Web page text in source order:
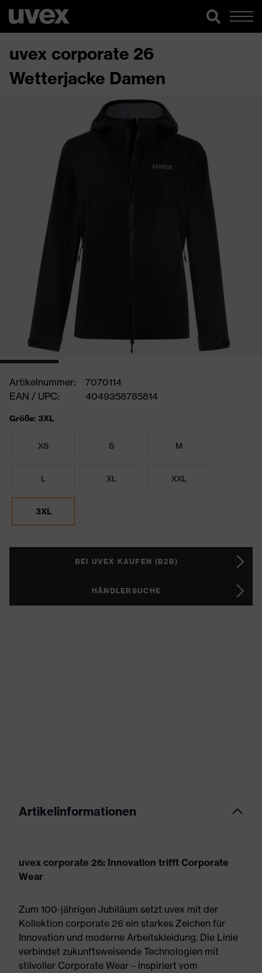
uvex corporate 26
Wetterjacke Damen
Artikelnummer:
7070114
EAN / UPC:
4049358785814
Größe: 3XL
XS S M
L XL XXL
3XL
BEI UVEX KAUFEN (B2B)
HÄNDLERSUCHE
Artikelinformationen
uvex corporate 26: Innovation trifft Corporate
Wear
Zum 100-jährigen Jubiläum setzt uvex mit der
Kollektion corporate 26 ein starkes Zeichen für
Innovation und moderne Arbeitskleidung. Die Linie
verbindet zukunftsweisende Technologien mit
stilvoller Corporate Wear – inspiriert vom